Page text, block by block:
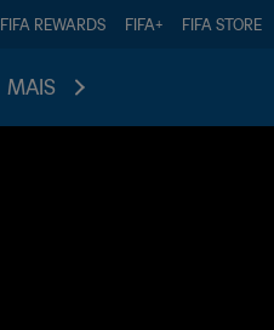
FIFA REWARDS FIFA+ FIFA STORE
MAIS